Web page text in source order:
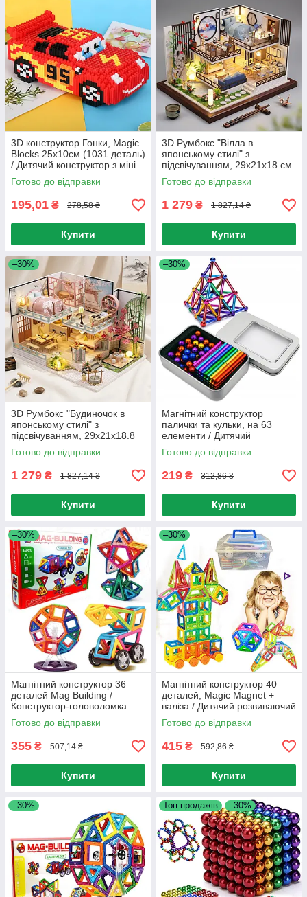
3D конструктор Гонки, Magic
Blocks 25х10см (1031 деталь)
/ Дитячий конструктор з міні
блоків / Піксельний
конструктор 3Д
Готово до відправки
195,01 ₴ 278,58 ₴
Купити
3D Румбокс "Вілла в
японському стилі" з
підсвічуванням, 29х21х18 см
/ Інтер'єрний конструктор /
3D-конструктор
Готово до відправки
1 279 ₴ 1 827,14 ₴
Купити
–30%
3D Румбокс "Будиночок в
японському стилі" з
підсвічуванням, 29х21х18.8
см / 3D Інтер'єрний
конструктор / 3D-конструктор-
румбокс
Готово до відправки
1 279 ₴ 1 827,14 ₴
Купити
–30%
Магнітний конструктор
палички та кульки, на 63
елементи / Дитячий
конструктор для розвитку на
магнітах
Готово до відправки
219 ₴ 312,86 ₴
Купити
–30%
Магнітний конструктор 36
деталей Mag Building /
Конструктор-головоломка
для дітей / Конструктор на
магнітах
Готово до відправки
355 ₴ 507,14 ₴
Купити
–30%
Магнітний конструктор 40
деталей, Magic Magnet +
валіза / Дитячий розвиваючий
конструктор-валіза для дітей
Готово до відправки
415 ₴ 592,86 ₴
Купити
–30% Топ продажів –30%